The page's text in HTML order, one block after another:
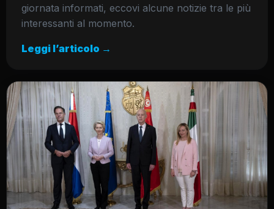
giornata informati, eccovi alcune notizie tra le più
interessanti al momento.
Leggi l’articolo →